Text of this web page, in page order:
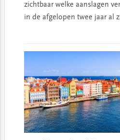
zichtbaar welke aanslagen
in de afgelopen twee jaar al